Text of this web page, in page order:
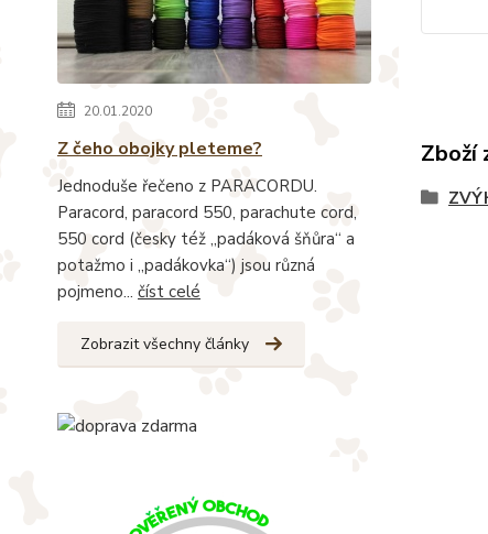
20.01.2020
Z čeho obojky pleteme?
Jednoduše řečeno z PARACORDU.
Paracord, paracord 550, parachute cord,
550 cord (česky též „padáková šňůra“ a
potažmo i „padákovka“) jsou různá
pojmeno... číst celé
Zobrazit všechny články
Zboží